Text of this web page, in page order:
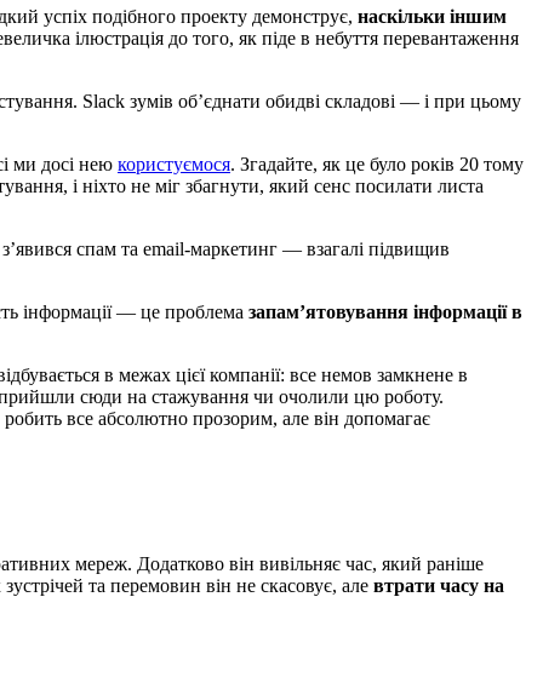
успіх подібного проекту демонструє, наскільки іншим
ілюстрація до того, як піде в небуття перевантаження
Slack зумів об’єднати обидві складові — і при цьому
ми досі нею користуємося. Згадайте, як це було років 20 тому
і ніхто не міг збагнути, який сенс посилати листа
спам та email-маркетинг — взагалі підвищив
інформації — це проблема запам’ятовування інформації в
в межах цієї компанії: все немов замкнене в
сюди на стажування чи очолили цю роботу.
все абсолютно прозорим, але він допомагає
мереж. Додатково він вивільняє час, який раніше
та перемовин він не скасовує, але втрати часу на